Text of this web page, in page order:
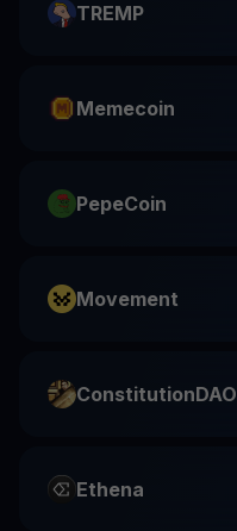
TREMP
Memecoin
PepeCoin
Movement
ConstitutionDAO
Ethena